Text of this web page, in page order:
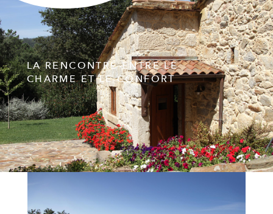
LA RENCONTRÉ ENTRE LE
CHARME ET LE CONFORT